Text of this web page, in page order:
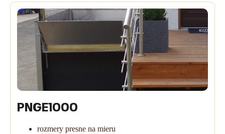
PNGE1000
rozmery presne na mieru